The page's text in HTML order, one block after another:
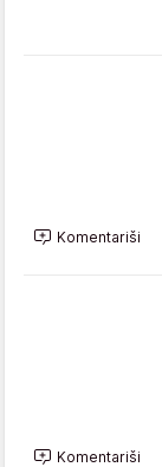
Komentariši
Komentariši